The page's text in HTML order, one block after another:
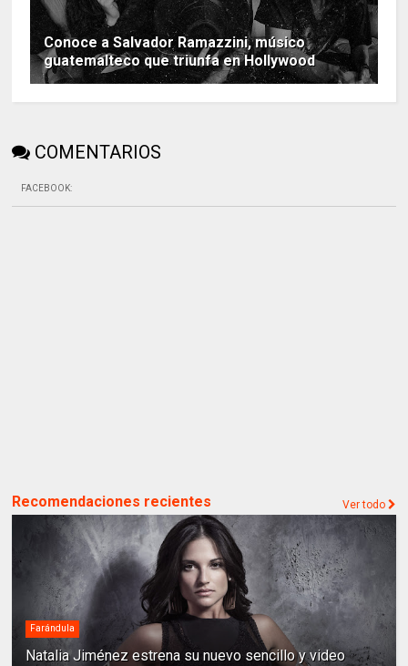
Conoce a Salvador Ramazzini, músico
guatemalteco que triunfa en Hollywood
COMENTARIOS
FACEBOOK:
Recomendaciones recientes Ver todo
Farándula
Natalia Jiménez estrena su nuevo sencillo y video